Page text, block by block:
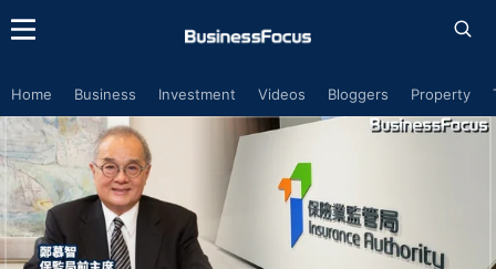
Home Business Investment Videos Bloggers Property